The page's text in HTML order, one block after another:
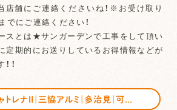
店舗にご連絡くださいね！※お受け取り
でにご連絡ください！
スとは★サンガーデンで工事をして頂い
定期的にお送りしているお得情報などが
！